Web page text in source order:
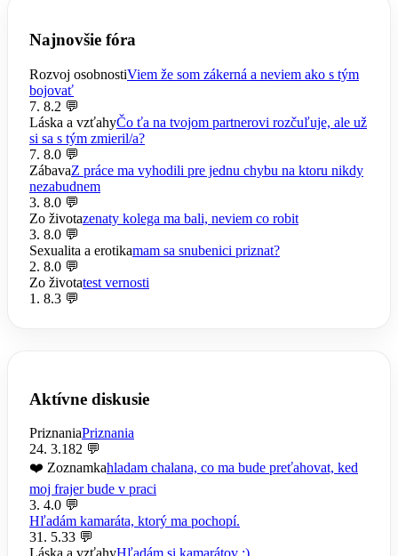
Najnovšie fóra
Rozvoj osobnostiViem že som zákerná a neviem ako s tým
bojovať
7. 8.2 💬
Láska a vzťahyČo ťa na tvojom partnerovi rozčuľuje, ale už
si sa s tým zmieril/a?
7. 8.0 💬
ZábavaZ práce ma vyhodili pre jednu chybu na ktoru nikdy
nezabudnem
3. 8.0 💬
Zo životazenaty kolega ma bali, neviem co robit
3. 8.0 💬
Sexualita a erotikamam sa snubenici priznat?
2. 8.0 💬
Zo životatest vernosti
1. 8.3 💬
Aktívne diskusie
PriznaniaPriznania
24. 3.182 💬
❤️ Zoznamkahladam chalana, co ma bude preťahovat, ked
moj frajer bude v praci
3. 4.0 💬
Hľadám kamaráta, ktorý ma pochopí.
31. 5.33 💬